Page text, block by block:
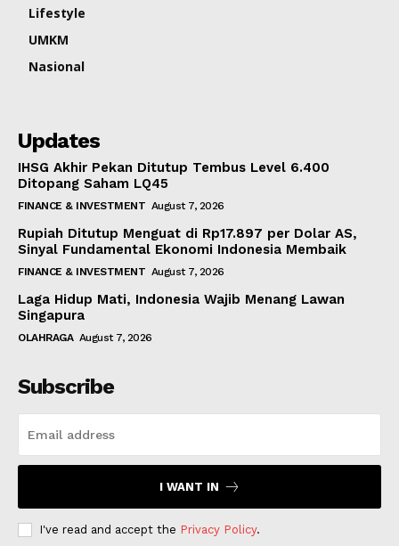
Lifestyle
UMKM
Nasional
Updates
IHSG Akhir Pekan Ditutup Tembus Level 6.400
Ditopang Saham LQ45
FINANCE & INVESTMENT August 7, 2026
Rupiah Ditutup Menguat di Rp17.897 per Dolar AS,
Sinyal Fundamental Ekonomi Indonesia Membaik
FINANCE & INVESTMENT August 7, 2026
Laga Hidup Mati, Indonesia Wajib Menang Lawan
Singapura
OLAHRAGA August 7, 2026
Subscribe
I WANT IN
I've read and accept the Privacy Policy.